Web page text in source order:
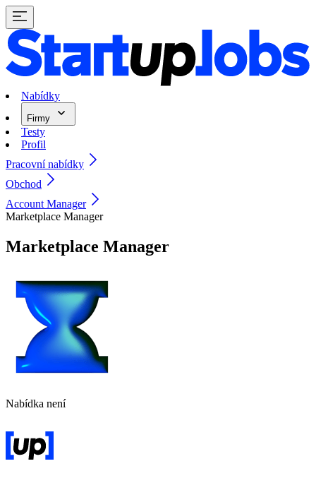
Nabídky
Firmy
Testy
Profil
Pracovní nabídky
Obchod
Account Manager
Marketplace Manager
Marketplace Manager
Nabídka není